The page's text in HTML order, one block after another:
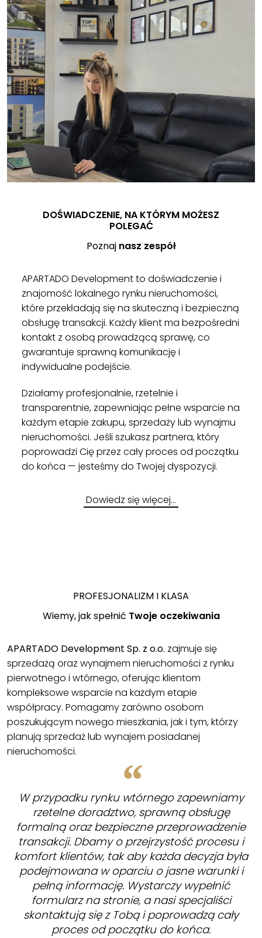
DOŚWIADCZENIE, NA KTÓRYM MOŻESZ
POLEGAĆ
Poznaj nasz zespół
APARTADO Development to doświadczenie i
znajomość lokalnego rynku nieruchomości,
które przekładają się na skuteczną i bezpieczną
obsługę transakcji. Każdy klient ma bezpośredni
kontakt z osobą prowadzącą sprawę, co
gwarantuje sprawną komunikację i
indywidualne podejście.
Działamy profesjonalnie, rzetelnie i
transparentnie, zapewniając pełne wsparcie na
każdym etapie zakupu, sprzedaży lub wynajmu
nieruchomości. Jeśli szukasz partnera, który
poprowadzi Cię przez cały proces od początku
do końca — jesteśmy do Twojej dyspozycji.
Dowiedz się więcej…
PROFESJONALIZM I KLASA
Wiemy, jak spełnić Twoje oczekiwania
APARTADO Development Sp. z o.o. zajmuje się
sprzedażą oraz wynajmem nieruchomości z rynku
pierwotnego i wtórnego, oferując klientom
kompleksowe wsparcie na każdym etapie
współpracy. Pomagamy zarówno osobom
poszukującym nowego mieszkania, jak i tym, którzy
planują sprzedaż lub wynajem posiadanej
nieruchomości.
W przypadku rynku wtórnego zapewniamy
rzetelne doradztwo, sprawną obsługę
formalną oraz bezpieczne przeprowadzenie
transakcji. Dbamy o przejrzystość procesu i
komfort klientów, tak aby każda decyzja była
podejmowana w oparciu o jasne warunki i
pełną informację. Wystarczy wypełnić
formularz na stronie, a nasi specjaliści
skontaktują się z Tobą i poprowadzą cały
proces od początku do końca.